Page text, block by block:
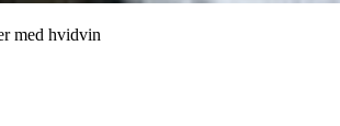
med hvidvin